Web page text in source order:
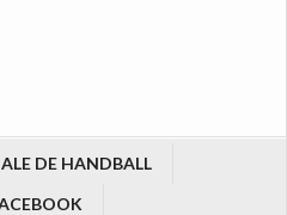
DE HANDBALL